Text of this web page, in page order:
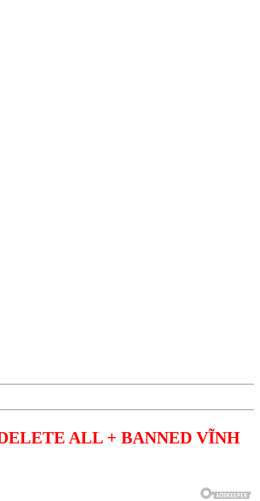
ALL + BANNED VĨNH